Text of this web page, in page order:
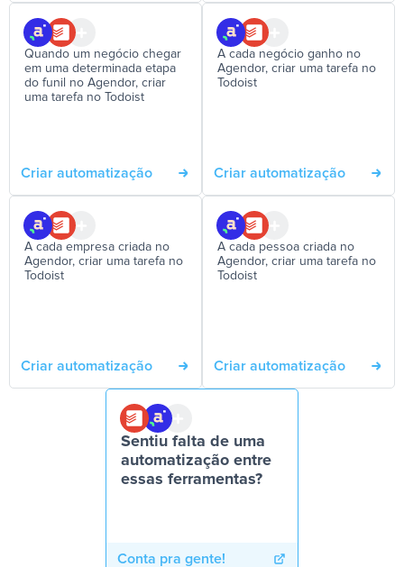
Quando um negócio chegar
em uma determinada etapa
do funil no Agendor, criar
uma tarefa no Todoist
Criar automatização
A cada negócio ganho no
Agendor, criar uma tarefa no
Todoist
Criar automatização
A cada empresa criada no
Agendor, criar uma tarefa no
Todoist
Criar automatização
A cada pessoa criada no
Agendor, criar uma tarefa no
Todoist
Criar automatização
Sentiu falta de uma
automatização entre
essas ferramentas?
Conta pra gente!